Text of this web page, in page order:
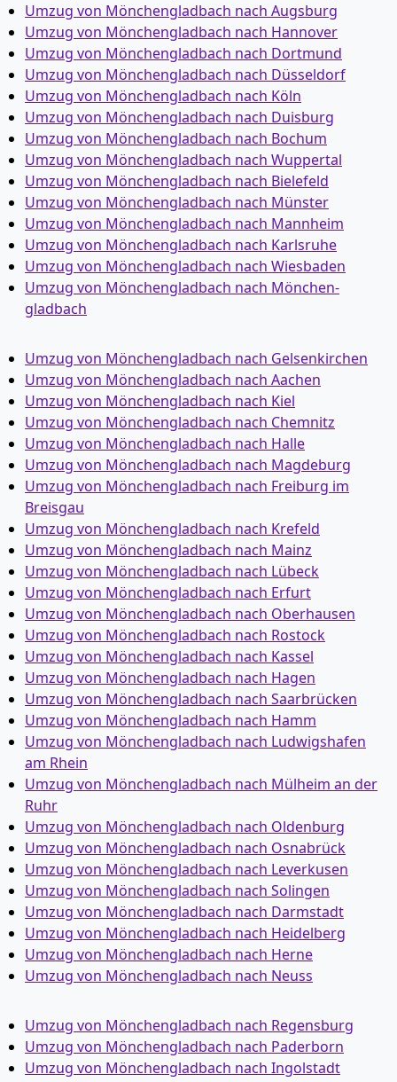
Umzug von Mönchen­gladbach nach Augsburg
Umzug von Mönchen­gladbach nach Hannover
Umzug von Mönchen­gladbach nach Dortmund
Umzug von Mönchen­gladbach nach Düsseldorf
Umzug von Mönchen­gladbach nach Köln
Umzug von Mönchen­gladbach nach Duisburg
Umzug von Mönchen­gladbach nach Bochum
Umzug von Mönchen­gladbach nach Wuppertal
Umzug von Mönchen­gladbach nach Bielefeld
Umzug von Mönchen­gladbach nach Münster
Umzug von Mönchen­gladbach nach Mannheim
Umzug von Mönchen­gladbach nach Karlsruhe
Umzug von Mönchen­gladbach nach Wiesbaden
Umzug von Mönchen­gladbach nach Mönchen­
gladbach
Umzug von Mönchen­gladbach nach Gelsenkirchen
Umzug von Mönchen­gladbach nach Aachen
Umzug von Mönchen­gladbach nach Kiel
Umzug von Mönchen­gladbach nach Chemnitz
Umzug von Mönchen­gladbach nach Halle
Umzug von Mönchen­gladbach nach Magdeburg
Umzug von Mönchen­gladbach nach Freiburg im
Breisgau
Umzug von Mönchen­gladbach nach Krefeld
Umzug von Mönchen­gladbach nach Mainz
Umzug von Mönchen­gladbach nach Lübeck
Umzug von Mönchen­gladbach nach Erfurt
Umzug von Mönchen­gladbach nach Oberhausen
Umzug von Mönchen­gladbach nach Rostock
Umzug von Mönchen­gladbach nach Kassel
Umzug von Mönchen­gladbach nach Hagen
Umzug von Mönchen­gladbach nach Saarbrücken
Umzug von Mönchen­gladbach nach Hamm
Umzug von Mönchen­gladbach nach Ludwigshafen
am Rhein
Umzug von Mönchen­gladbach nach Mülheim an der
Ruhr
Umzug von Mönchen­gladbach nach Oldenburg
Umzug von Mönchen­gladbach nach Osnabrück
Umzug von Mönchen­gladbach nach Leverkusen
Umzug von Mönchen­gladbach nach Solingen
Umzug von Mönchen­gladbach nach Darmstadt
Umzug von Mönchen­gladbach nach Heidelberg
Umzug von Mönchen­gladbach nach Herne
Umzug von Mönchen­gladbach nach Neuss
Umzug von Mönchen­gladbach nach Regensburg
Umzug von Mönchen­gladbach nach Paderborn
Umzug von Mönchen­gladbach nach Ingolstadt